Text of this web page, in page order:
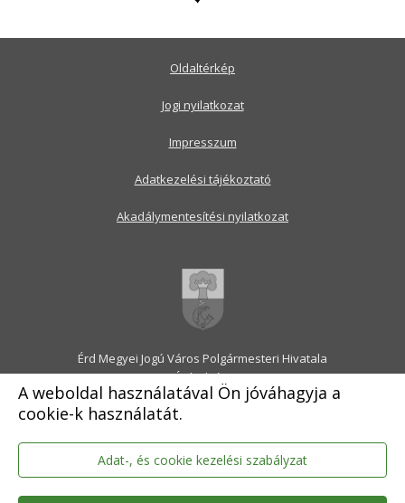
A weboldal használatával Ön jóváhagyja a
cookie-k használatát.
Adat-, és cookie kezelési szabályzat
Érd Megyei Jogú Város Polgármesteri Hivatala
2030 Érd, Alsó utca 1.
Levélcím: 2031 Érd, Pf.: 31
E-mail:onkormanyzat@erd.hu
Telefonközpont:06-23-522-300
Ügyfélszolgálat:06-23-522-301
Hivatali Kapu: ERDPH
KRID szám: 707189964
Oldaltérkép
Jogi nyilatkozat
Impresszum
Adatkezelési tájékoztató
Akadálymentesítési nyilatkozat